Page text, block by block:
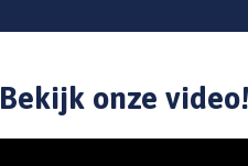
Bekijk onze video!